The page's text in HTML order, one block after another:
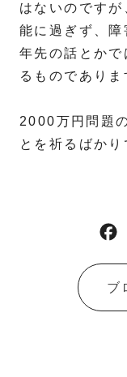
はないのです
能に過ぎず、
年先の話とか
るものでありま
2000万円問題
とを祈るばかり
ブ